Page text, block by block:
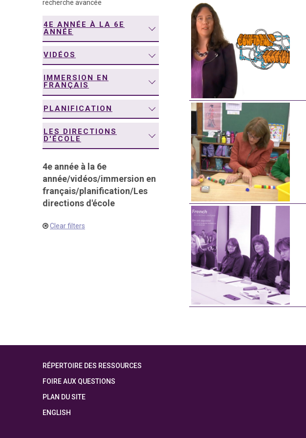
recherche avancée
4E ANNÉE À LA 6E
ANNÉE
VIDÉOS
IMMERSION EN
FRANÇAIS
PLANIFICATION
LES DIRECTIONS
D'ÉCOLE
4e année à la 6e
année/vidéos/immersion en
français/planification/Les
directions d'école
Clear filters
RÉPERTOIRE DES RESSOURCES
FOIRE AUX QUESTIONS
PLAN DU SITE
ENGLISH